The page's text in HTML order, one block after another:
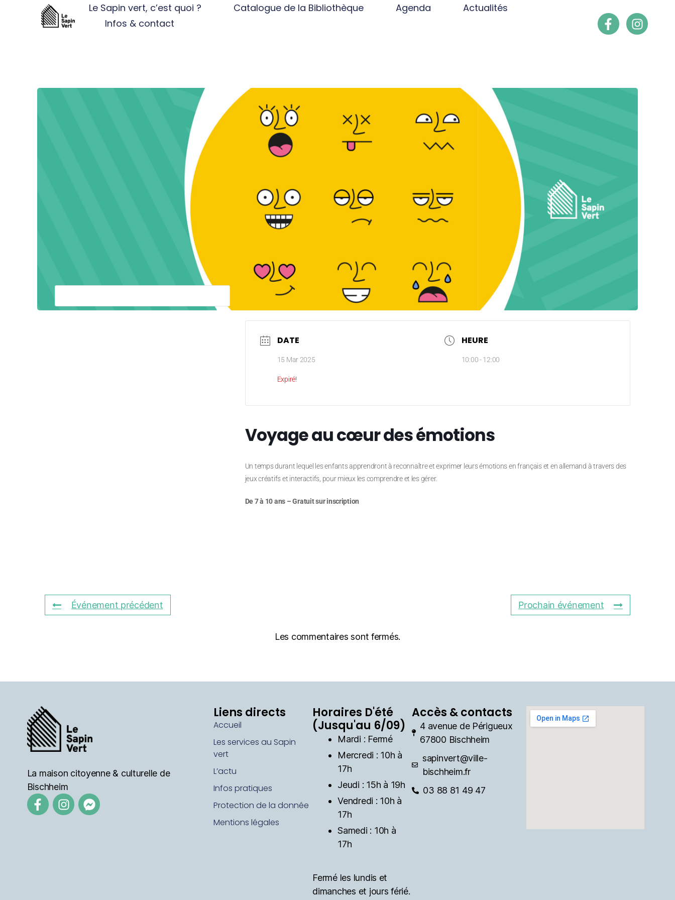
Le Sapin vert, c’est quoi ? Catalogue de la Bibliothèque Agenda
Actualités
Infos & contact
DATE
15 Mar 2025
Expiré!
HEURE
10:00 - 12:00
Voyage au cœur des émotions
Un temps durant lequel les enfants apprendront à reconnaître et exprimer leurs émotions en français et en allemand à travers des
jeux créatifs et interactifs, pour mieux les comprendre et les gérer.
De 7 à 10 ans – Gratuit sur inscription
Événement précédent Prochain événement
Les commentaires sont fermés.
La maison citoyenne & culturelle de
Bischheim
Liens directs
Accueil
Les services au Sapin
vert
L’actu
Infos pratiques
Protection de la donnée
Mentions légales
Horaires D'été
(Jusqu'au 6/09)
Mardi : Fermé
Mercredi : 10h à
17h
Jeudi : 15h à 19h
Vendredi : 10h à
17h
Samedi : 10h à
17h
Fermé les lundis et
dimanches et jours férié.
Accès & contacts
4 avenue de Périgueux
67800 Bischheim
sapinvert@ville-
bischheim.fr
03 88 81 49 47